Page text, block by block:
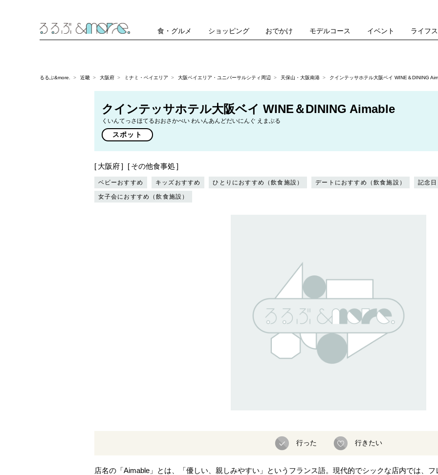
食・グルメ ショッピング おでかけ モデルコース イベント ライフ
るるぶ&more. 近畿 大阪府 ミナミ・ベイエリア 大阪ベイエリア・ユニバーサルシティ周辺 天保山・大阪南港 クインテッサホテル大阪ベイ WINE＆DINING
クインテッサホテル大阪ベイ WINE＆DINING Aimable
くいんてっさほてるおおさかべい わいんあんどだいにんぐ えまぶる
スポット
大阪府 その他食事処
ベビーおすすめ キッズおすすめ ひとりにおすすめ（飲食施設） デートにおすすめ（飲食施設） 記念
女子会におすすめ（飲食施設）
行った 行きたい
店名の「Aimable」とは、「優しい、親しみやすい」というフランス語。現代的でシックな店内では、